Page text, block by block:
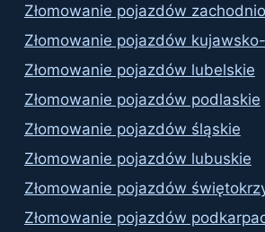
Złomowanie pojazdów
Złomowanie pojazdów
Złomowanie pojazdów lubelskie
Złomowanie pojazdów podlaskie
Złomowanie pojazdów śląskie
Złomowanie pojazdów lubuskie
Złomowanie pojazdów
Złomowanie pojazdów